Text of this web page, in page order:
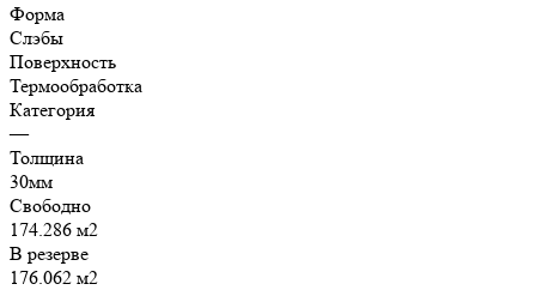
Форма
Слэбы
Поверхность
Термообработка
Категория
—
Толщина
30мм
Свободно
174.286 м2
В резерве
176.062 м2